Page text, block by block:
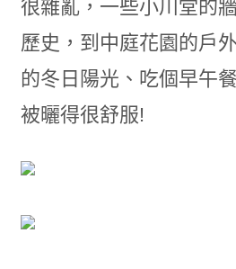
很雜亂，一些小川堂的
歷史，到中庭花園的戶
的冬日陽光、吃個早午
被曬得很舒服!